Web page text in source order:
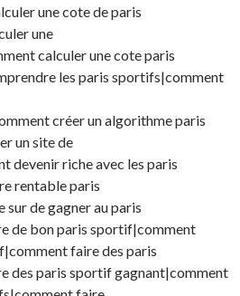
une cote de paris
une
calculer une cote paris
les paris sportifs|comment
créer un algorithme paris
un site de
devenir riche avec les paris
rentable paris
de gagner au paris
de bon paris sportif|comment
faire des paris
des paris sportif gagnant|comment